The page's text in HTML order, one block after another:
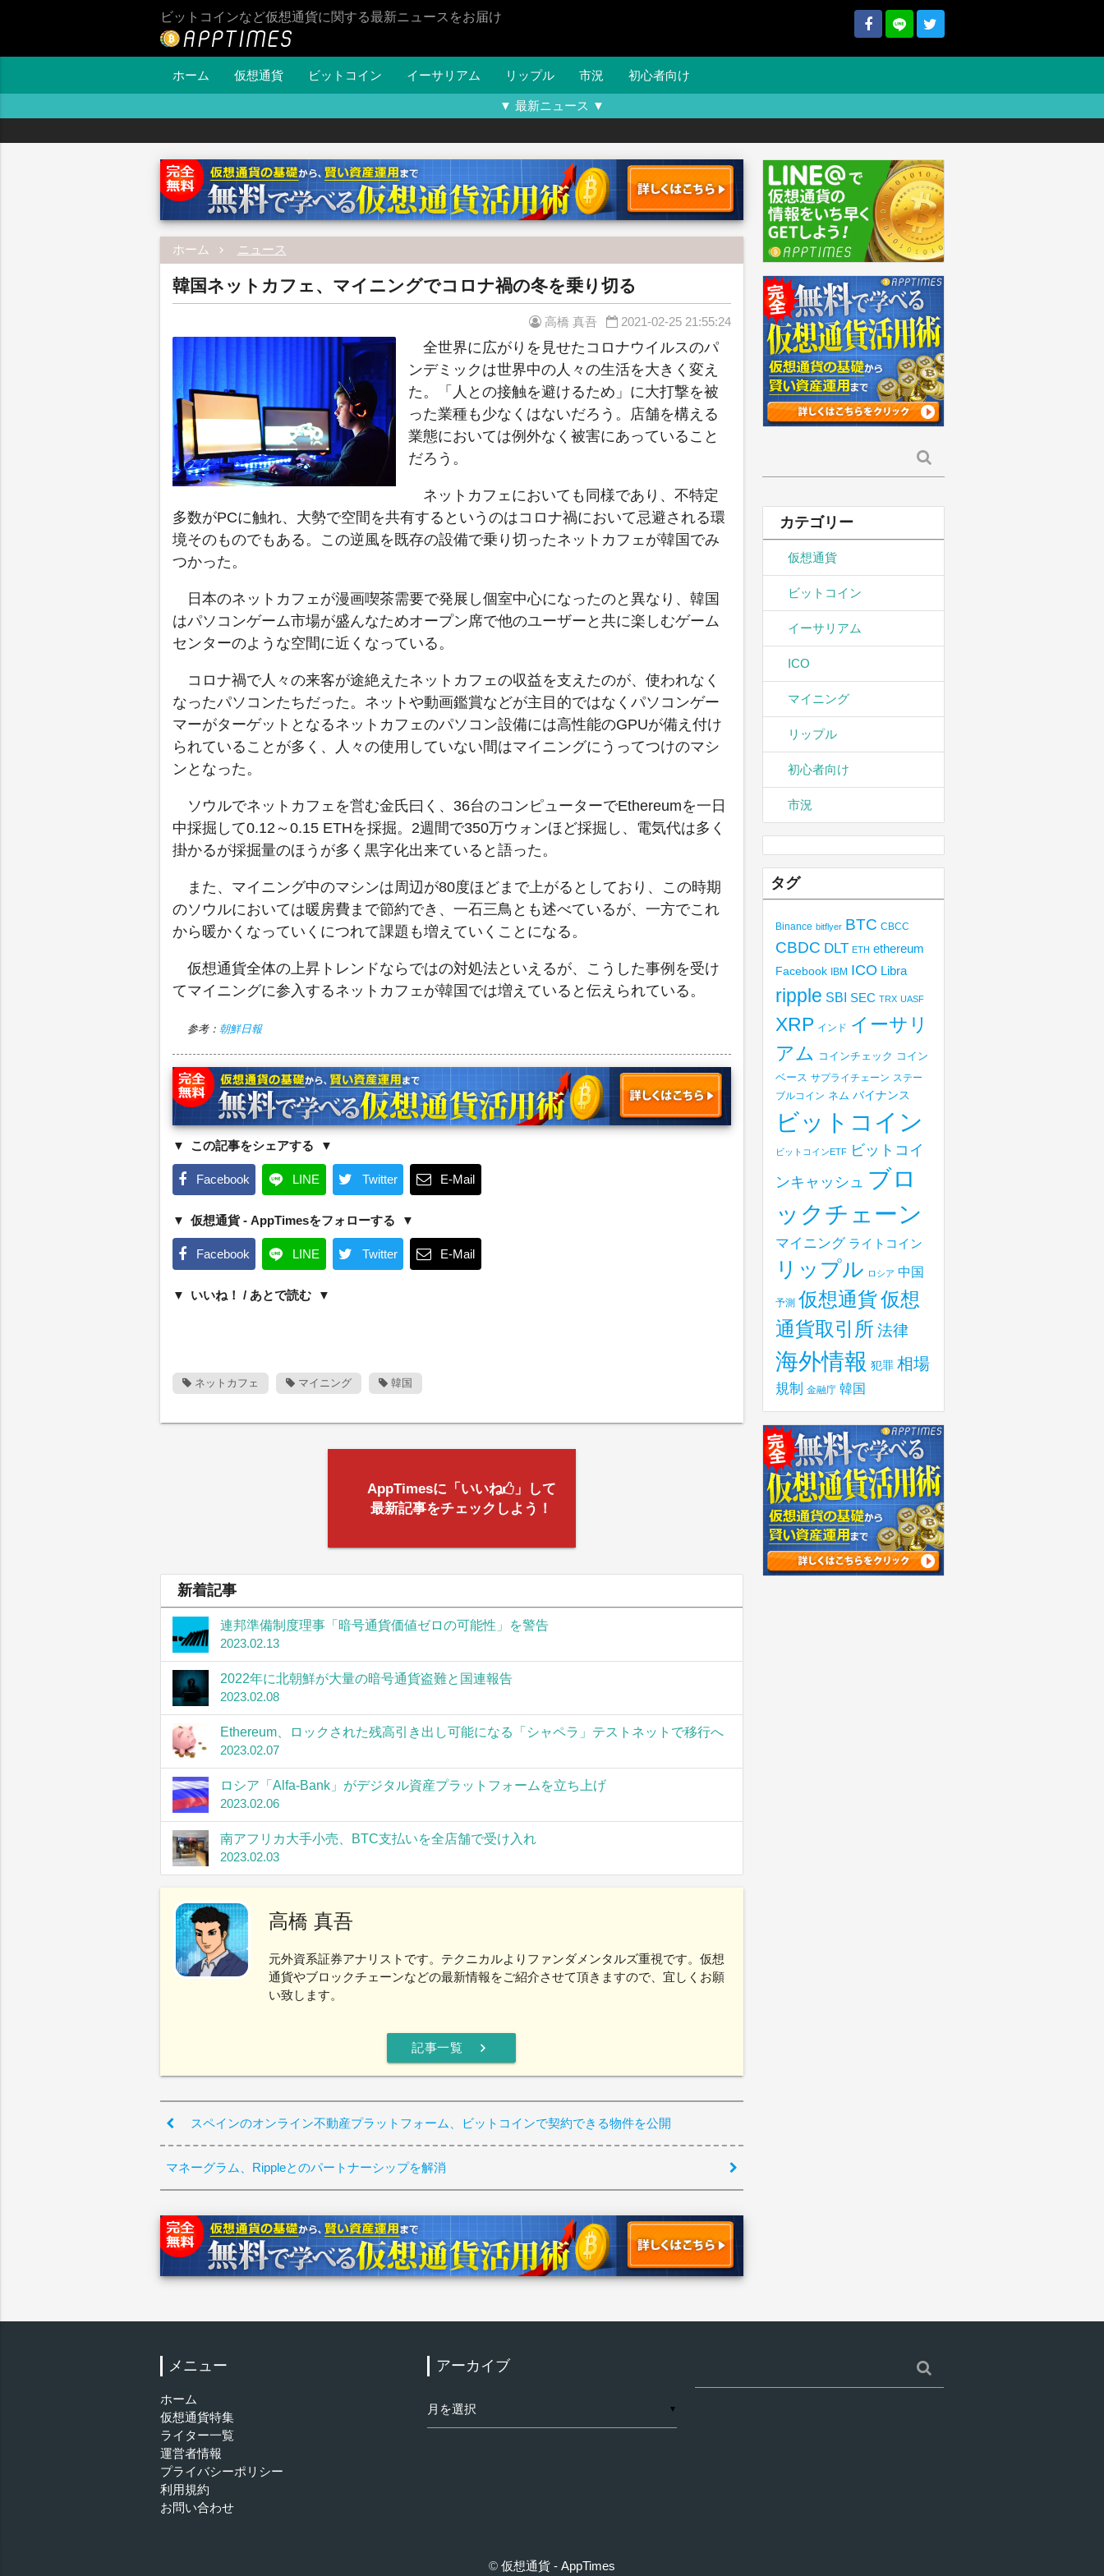
ビットコインなど仮想通貨に関する最新ニュースをお届け
ホーム 仮想通貨 ビットコイン イーサリアム リップル 市況 初心者向け
▼ 最新ニュース ▼
ホーム ニュース
韓国ネットカフェ、マイニングでコロナ禍の冬を乗り切る
高橋 真吾 2021-02-25 21:55:24
全世界に広がりを見せたコロナウイルスのパ
ンデミックは世界中の人々の生活を大きく変え
た。「人との接触を避けるため」に大打撃を被
った業種も少なくはないだろう。店舗を構える
業態においては例外なく被害にあっていること
だろう。
ネットカフェにおいても同様であり、不特定
多数がPCに触れ、大勢で空間を共有するというのはコロナ禍において忌避される環
境そのものでもある。この逆風を既存の設備で乗り切ったネットカフェが韓国でみ
つかった。
日本のネットカフェが漫画喫茶需要で発展し個室中心になったのと異なり、韓国
はパソコンゲーム市場が盛んなためオープン席で他のユーザーと共に楽しむゲーム
センターのような空間に近くなっている。
コロナ禍で人々の来客が途絶えたネットカフェの収益を支えたのが、使われなく
なったパソコンたちだった。ネットや動画鑑賞などが主目的ではなくパソコンゲー
マーがターゲットとなるネットカフェのパソコン設備には高性能のGPUが備え付け
られていることが多く、人々の使用していない間はマイニングにうってつけのマシ
ンとなった。
ソウルでネットカフェを営む金氏曰く、36台のコンピューターでEthereumを一日
中採掘して0.12～0.15 ETHを採掘。2週間で350万ウォンほど採掘し、電気代は多く
掛かるが採掘量のほうが多く黒字化出来ていると語った。
また、マイニング中のマシンは周辺が80度ほどまで上がるとしており、この時期
のソウルにおいては暖房費まで節約でき、一石三鳥とも述べているが、一方でこれ
から暖かくなっていくにつれて課題も増えていくことになる。
仮想通貨全体の上昇トレンドならではの対処法といえるが、こうした事例を受け
てマイニングに参入するネットカフェが韓国では増えていると伝えられている。
参考： 朝鮮日報
この記事をシェアする
Facebook LINE Twitter E-Mail
仮想通貨 - AppTimesをフォローする
Facebook LINE Twitter E-Mail
いいね！ / あとで読む
ネットカフェ マイニング 韓国
AppTimesに「いいね
」して
最新記事をチェックしよう！
新着記事
連邦準備制度理事「暗号通貨価値ゼロの可能性」を警告
2023.02.13
2022年に北朝鮮が大量の暗号通貨盗難と国連報告
2023.02.08
Ethereum、ロックされた残高引き出し可能になる「シャペラ」テストネットで移行へ
2023.02.07
ロシア「Alfa-Bank」がデジタル資産プラットフォームを立ち上げ
2023.02.06
南アフリカ大手小売、BTC支払いを全店舗で受け入れ
2023.02.03
高橋 真吾
元外資系証券アナリストです。テクニカルよりファンダメンタルズ重視です。仮想
通貨やブロックチェーンなどの最新情報をご紹介させて頂きますので、宜しくお願
い致します。
記事一覧 chevron_right
スペインのオンライン不動産プラットフォーム、ビットコインで契約できる物件を公開
マネーグラム、Rippleとのパートナーシップを解消
索:
カテゴリー
仮想通貨
ビットコイン
イーサリアム
ICO
マイニング
リップル
初心者向け
市況
タグ
Binance bitflyer BTC CBCC
CBDC DLT ETH ethereum
Facebook IBM ICO Libra
ripple SBI SEC TRX UASF
XRP インド イーサリ
アム コインチェック コイン
ベース サプライチェーン ステー
ブルコイン ネム バイナンス
ビットコイン
ビットコインETF
ビットコイ
ンキャッシュ ブロ
ックチェーン
マイニング ライトコイン
リップル ロシア 中国
予測 仮想通貨仮想
通貨取引所 法律
海外情報 犯罪 相場
規制 金融庁 韓国
メニュー
ホーム
仮想通貨特集
ライター一覧
運営者情報
プライバシーポリシー
利用規約
お問い合わせ
アーカイブ
ー
カ
▼
索:
© 仮想通貨 - AppTimes